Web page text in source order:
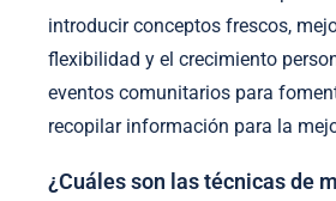
introducir conceptos frescos,
flexibilidad y el crecimiento
eventos comunitarios para
recopilar información para la
¿Cuáles son las técnicas de